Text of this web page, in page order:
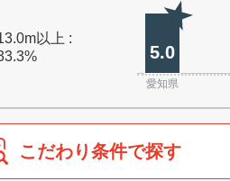
以上 :
5.0
愛知県
こだわり条件で探す